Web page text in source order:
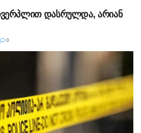
დასრულდა, არიან
0